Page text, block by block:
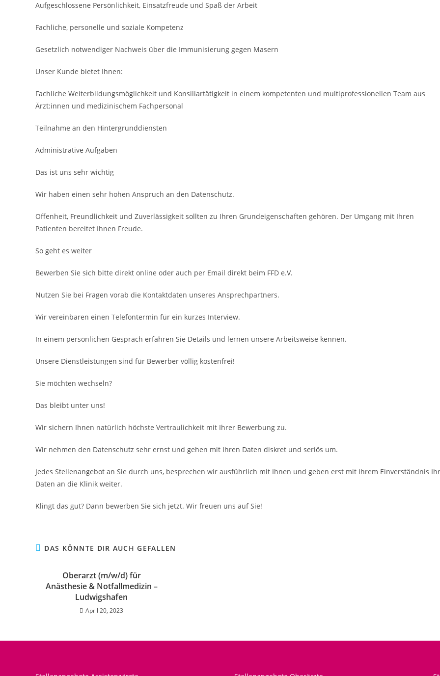
Aufgeschlossene Persönlich­keit, Einsatzfreude und Spaß der Arbeit
Fachliche, personelle und soziale Kompetenz
Gesetzlich notwendiger Nachweis über die Immuni­sierung gegen Masern
Unser Kunde bietet Ihnen:
Fachliche Weiterbildungsmöglichkeit und Konsiliar­tätigkeit in einem kompe­tenten und multiprofessio­nellen Team aus
Ärzt:innen und medizinischem Fach­personal
Teilnahme an den Hinter­grund­diensten
Administrative Aufgaben
Das ist uns sehr wichtig
Wir haben einen sehr hohen Anspruch an den Datenschutz.
Offenheit, Freundlichkeit und Zuverlässigkeit sollten zu Ihren Grundeigenschaften gehören. Der Umgang mit Ihren
Patienten bereitet Ihnen Freude.
So geht es weiter
Bewerben Sie sich bitte direkt online oder auch per Email direkt beim FFD e.V.
Nutzen Sie bei Fragen vorab die Kontaktdaten unseres Ansprechpartners.
Wir vereinbaren einen Telefontermin für ein kurzes Interview.
In einem persönlichen Gespräch erfahren Sie Details und lernen unsere Arbeitsweise kennen.
Unsere Dienstleistungen sind für Bewerber völlig kostenfrei!
Sie möchten wechseln?
Das bleibt unter uns!
Wir sichern Ihnen natürlich höchste Vertraulichkeit mit Ihrer Bewerbung zu.
Wir nehmen den Datenschutz sehr ernst und gehen mit Ihren Daten diskret und seriös um.
Jedes Stellenangebot an Sie durch uns, besprechen wir ausführlich mit Ihnen und geben erst mit Ihrem Einverständnis
Daten an die Klinik weiter.
Klingt das gut? Dann bewerben Sie sich jetzt. Wir freuen uns auf Sie!
DAS KÖNNTE DIR AUCH GEFALLEN
Oberarzt (m/w/d) für
Anästhesie & Notfallmedizin –
Ludwigshafen
April 20, 2023